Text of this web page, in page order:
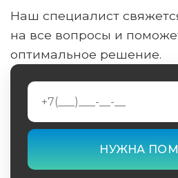
Наш специалист
на все вопросы и
оптимальное решение.